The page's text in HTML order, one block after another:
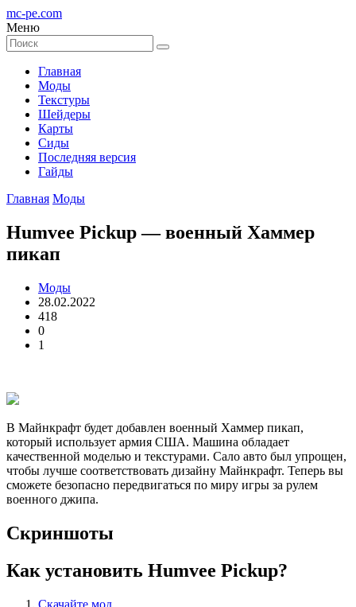
mc-pe.com
Меню
Главная
Моды
Текстуры
Шейдеры
Карты
Сиды
Последняя версия
Гайды
Главная Моды
Humvee Pickup — военный Хаммер
пикап
Моды
28.02.2022
418
0
1
В Майнкрафт будет добавлен военный Хаммер пикап,
который использует армия США. Машина обладает
качественной моделью и текстурами. Сало авто был упрощен,
чтобы лучше соответствовать дизайну Майнкрафт. Теперь вы
сможете безопасно передвигаться по миру игры за рулем
военного джипа.
Скриншоты
Как установить Humvee Pickup?
Скачайте мод